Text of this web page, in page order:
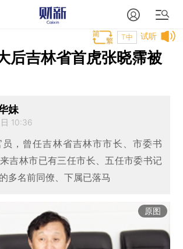
试听
T中
后吉林省首虎张晓霈被
妹
10:36
，曾任吉林省吉林市市长、市委书
吉林市已有三任市长、五任市委书记
多名前同僚、下属已落马
原图